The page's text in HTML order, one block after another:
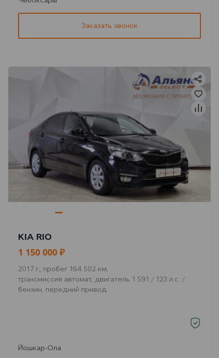
Заказать звонок
KIA RIO
1 150 000 ₽
2017 г., пробег 164 502 км,
трансмиссия автомат, двигатель 1 591 / 123 л.с. /
бензин, передний привод
Йошкар-Ола